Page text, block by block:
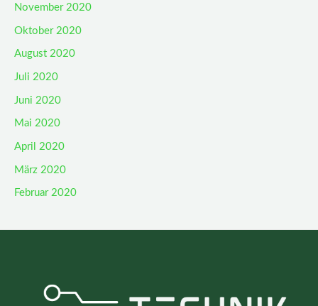
November 2020
Oktober 2020
August 2020
Juli 2020
Juni 2020
Mai 2020
April 2020
März 2020
Februar 2020